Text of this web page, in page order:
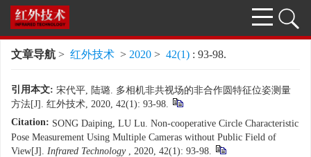
文章导航 > 红外技术 > 2020 > 42(1) : 93-98.
引用本文: 宋代平, 陆璐. 多相机非共视场的非合作圆特征位姿测量
方法[J]. 红外技术, 2020, 42(1): 93-98.
Citation: SONG Daiping, LU Lu. Non-cooperative Circle Characteristic
Pose Measurement Using Multiple Cameras without Public Field of
View[J]. Infrared Technology , 2020, 42(1): 93-98.